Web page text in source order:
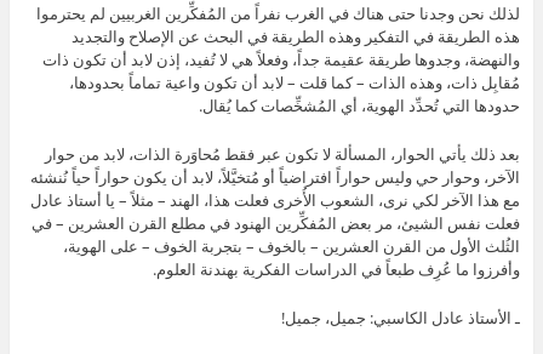
لذلك نحن وجدنا حتى هناك في الغرب نفراً من المُفكِّرين الغربيين لم يحترموا
هذه الطريقة في التفكير وهذه الطريقة في البحث عن الإصلاح والتجديد
والنهضة، وجدوها طريقة عقيمة جداً، وفعلاً هي لا تُفيد، إذن لابد أن تكون ذات
مُقابِل ذات، وهذه الذات – كما قلت – لابد أن تكون واعية تماماً بحدودها،
حدودها التي تُحدِّد الهوية، أي المُشخِّصات كما يُقال.
بعد ذلك يأتي الحوار، المسألة لا تكون عبر فقط مُحاوَرة الذات، لابد من حوار
الآخر، وحوار حي وليس حواراً افتراضياً أو مُتخيَّلاً، لابد أن يكون حواراً حياً نُنشئه
مع هذا الآخر لكي نرى، الشعوب الأُخرى فعلت هذا، الهند – مثلاً – يا أستاذ عادل
فعلت نفس الشيئ، مر بعض المُفكِّرين الهنود في مطلع القرن العشرين – في
الثُلث الأول من القرن العشرين – بالخوف – بتجربة الخوف – على الهوية،
وأفرزوا ما عُرِف طبعاً في الدراسات الفكرية بهندنة العلوم.
ـ الأستاذ عادل الكاسبي: جميل، جميل!